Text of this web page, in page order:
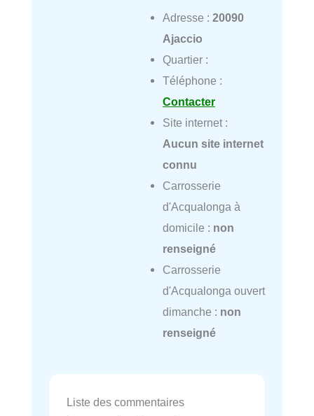
Adresse : 20090
Ajaccio
Quartier :
Téléphone :
Contacter
Site internet :
Aucun site internet
connu
Carrosserie
d'Acqualonga à
domicile : non
renseigné
Carrosserie
d'Acqualonga ouvert
dimanche : non
renseigné
Liste des commentaires